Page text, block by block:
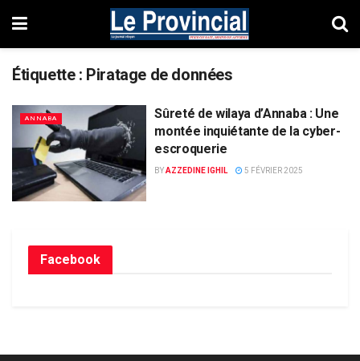
Étiquette : Piratage de données
ANNABA
Sûreté de wilaya d’Annaba : Une
montée inquiétante de la cyber-
escroquerie
BYAZZEDINE IGHIL 5 FÉVRIER 2025
Facebook